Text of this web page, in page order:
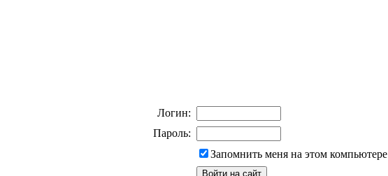
Логин:
Пароль:
Запомнить меня на этом компьютере